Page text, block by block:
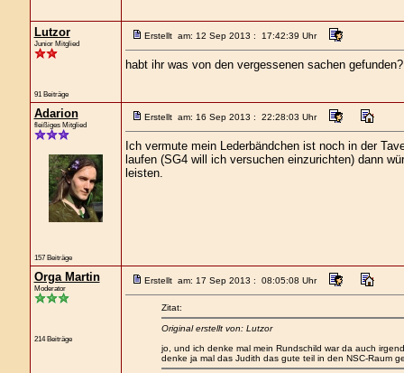
Lutzor
Junior Mitglied
91 Beiträge
Erstellt am: 12 Sep 2013 : 17:42:39 Uhr
habt ihr was von den vergessenen sachen
Adarion
fleißiges Mitglied
157 Beiträge
Erstellt am: 16 Sep 2013 : 22:28:03 Uhr
Ich vermute mein Lederbändchen ist noch in der
laufen (SG4 will ich versuchen einzurichten) dann
leisten.
Orga Martin
Moderator
214 Beiträge
Erstellt am: 17 Sep 2013 : 08:05:08 Uhr
Zitat:
Original erstellt von: Lutzor
jo, und ich denke mal mein Rundschild war da auch
denke ja mal das Judith das gute teil in den NSC-Raum